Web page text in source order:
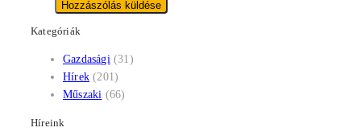
Kategóriák
Gazdasági (31)
Hírek (201)
Műszaki (66)
Híreink